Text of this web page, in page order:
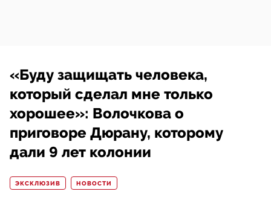
«Буду защищать человека,
который сделал мне только
хорошее»: Волочкова о
приговоре Дюрану, которому
дали 9 лет колонии
ЭКСКЛЮЗИВ НОВОСТИ